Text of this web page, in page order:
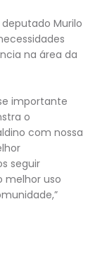
Murilo
na área da
importante
o
com nossa
seguir
melhor uso